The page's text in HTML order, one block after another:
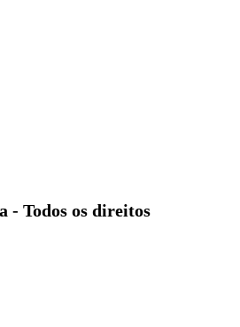
- Todos os direitos